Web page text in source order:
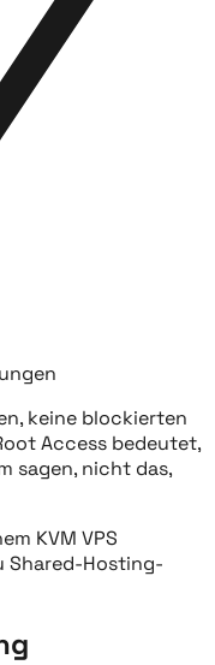
keine blockierten
Access bedeutet,
sagen, nicht das,